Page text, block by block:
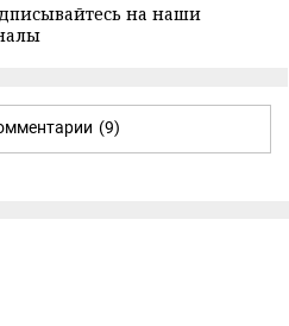
на наши
(9)